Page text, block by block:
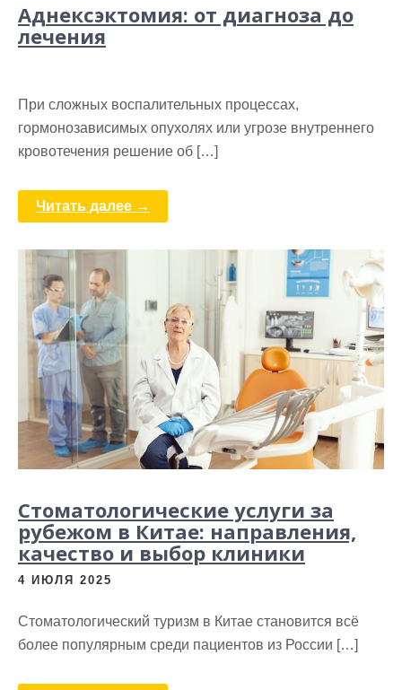
Аднексэктомия: от диагноза до
лечения
При сложных воспалительных процессах,
гормонозависимых опухолях или угрозе внутреннего
кровотечения решение об […]
Читать далее →
Стоматологические услуги за
рубежом в Китае: направления,
качество и выбор клиники
4 ИЮЛЯ 2025
Стоматологический туризм в Китае становится всё
более популярным среди пациентов из России […]